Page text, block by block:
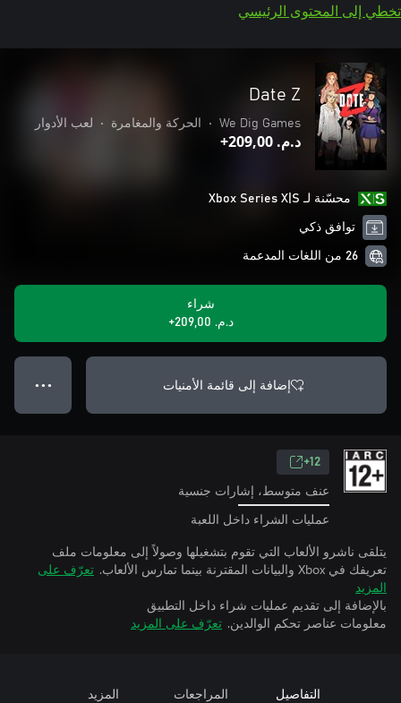
تخطي إلى المحتوى الرئيسي
Date Z
We Dig Games
• الحركة والمغامرة • لعب الأدوار
د.م.‏ 209,00+
محسّنة لـ Xbox Series X|S
توافق ذكي
26 من اللغات المدعمة
شراء
د.م.‏ 209,00+
إضافة إلى قائمة الأمنيات ● ● ●
12+
عنف متوسط، إشارات جنسية
عمليات الشراء داخل اللعبة
يتلقى ناشرو الألعاب التي تقوم بتشغيلها وصولاً إلى معلومات ملف
تعريفك في Xbox والبيانات المقترنة بينما تمارس الألعاب.
تعرّف على
المزيد
بالإضافة إلى تقديم عمليات شراء داخل التطبيق
معلومات عناصر تحكم الوالدين. تعرّف على المزيد
التفاصيل المراجعات المزيد